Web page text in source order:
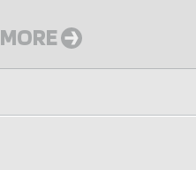
MORE